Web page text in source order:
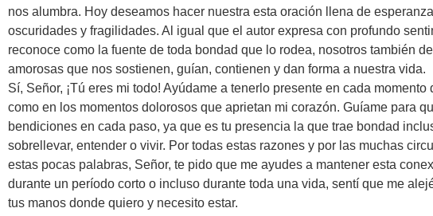
nos alumbra. Hoy deseamos hacer nuestra esta oración llena de
oscuridades y fragilidades. Al igual que el autor expresa con profundo
reconoce como la fuente de toda bondad que lo rodea, nosotros también
amorosas que nos sostienen, guían, contienen y dan forma a nuestra vida.
Sí, Señor, ¡Tú eres mi todo! Ayúdame a tenerlo presente en cada
como en los momentos dolorosos que aprietan mi corazón. Guíame para
bendiciones en cada paso, ya que es tu presencia la que trae bondad
sobrellevar, entender o vivir. Por todas estas razones y por las muchas
estas pocas palabras, Señor, te pido que me ayudes a mantener esta
durante un período corto o incluso durante toda una vida, sentí que me
tus manos donde quiero y necesito estar.